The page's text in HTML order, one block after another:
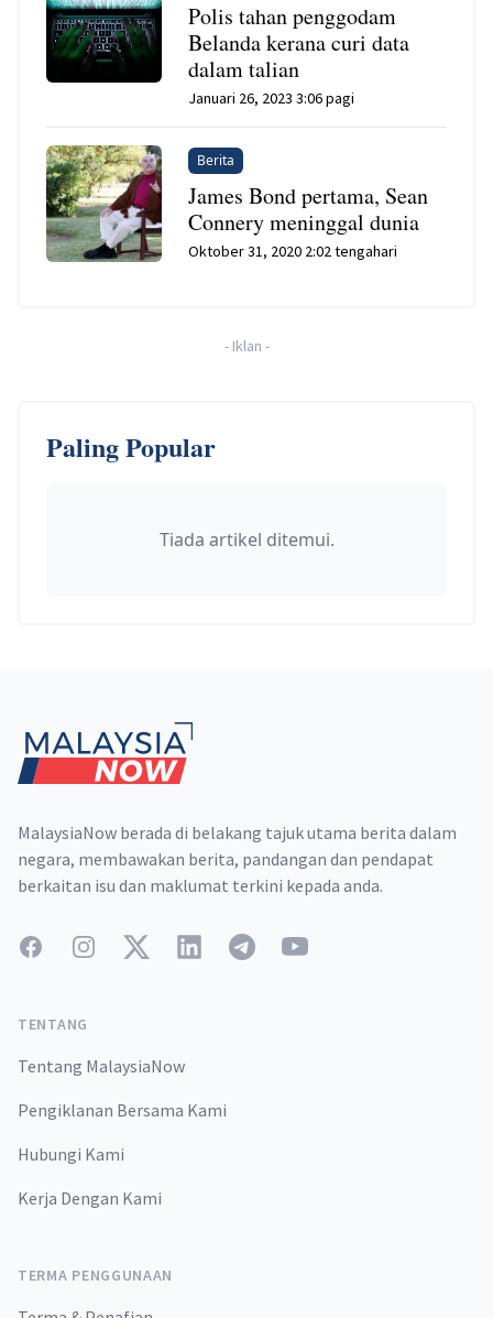
Polis tahan penggodam
Belanda kerana curi data
dalam talian
Januari 26, 2023 3:06 pagi
Berita
James Bond pertama, Sean
Connery meninggal dunia
Oktober 31, 2020 2:02 tengahari
- Iklan -
Paling Popular
Tiada artikel ditemui.
MalaysiaNow berada di belakang tajuk utama berita dalam
negara, membawakan berita, pandangan dan pendapat
berkaitan isu dan maklumat terkini kepada anda.
FacebookInstagramTwitterLinkedInTelegramYouTube
TENTANG
Tentang MalaysiaNow
Pengiklanan Bersama Kami
Hubungi Kami
Kerja Dengan Kami
TERMA PENGGUNAAN